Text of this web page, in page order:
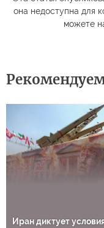
она недоступна для
можете
Иран диктует